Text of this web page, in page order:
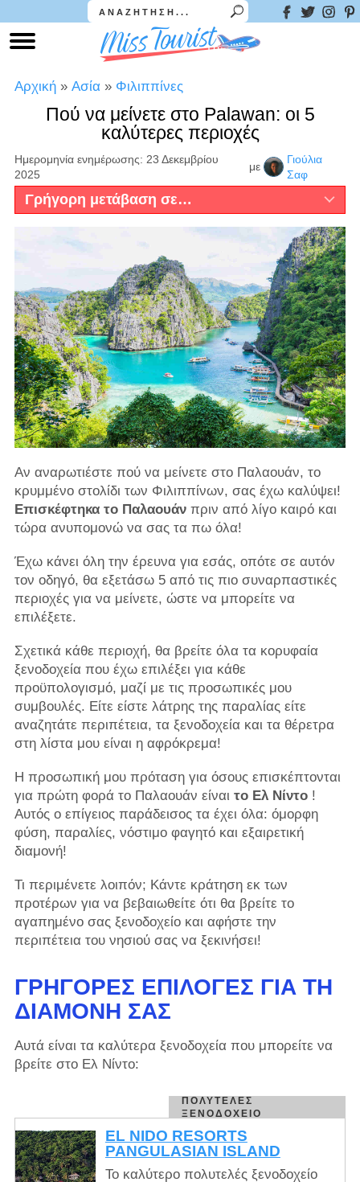
Αρχική » Ασία » Φιλιππίνες
Πού να μείνετε στο Palawan: οι 5
καλύτερες περιοχές
Ημερομηνία ενημέρωσης: 23 Δεκεμβρίου
2025
με
Γιούλια
Σαφ
Γρήγορη μετάβαση σε…
Αν αναρωτιέστε πού να μείνετε στο Παλαουάν, το
κρυμμένο στολίδι των Φιλιππίνων, σας έχω καλύψει!
Επισκέφτηκα το Παλαουάνπριν από λίγο καιρό και
τώρα ανυπομονώ να σας τα πω όλα!
Έχω κάνει όλη την έρευνα για εσάς, οπότε σε αυτόν
τον οδηγό, θα εξετάσω 5 από τις πιο συναρπαστικές
περιοχές για να μείνετε, ώστε να μπορείτε να
επιλέξετε.
Σχετικά κάθε περιοχή, θα βρείτε όλα τα κορυφαία
ξενοδοχεία που έχω επιλέξει για κάθε
προϋπολογισμό, μαζί με τις προσωπικές μου
συμβουλές. Είτε είστε λάτρης της παραλίας είτε
αναζητάτε περιπέτεια, τα ξενοδοχεία και τα θέρετρα
στη λίστα μου είναι η αφρόκρεμα!
Η προσωπική μου πρόταση για όσους επισκέπτονται
για πρώτη φορά το Παλαουάν είναι το Ελ Νίντο!
Αυτός ο επίγειος παράδεισος τα έχει όλα: όμορφη
φύση, παραλίες, νόστιμο φαγητό και εξαιρετική
διαμονή!
Τι περιμένετε λοιπόν; Κάντε κράτηση εκ των
προτέρων για να βεβαιωθείτε ότι θα βρείτε το
αγαπημένο σας ξενοδοχείο και αφήστε την
περιπέτεια του νησιού σας να ξεκινήσει!
ΓΡΉΓΟΡΕΣ ΕΠΙΛΟΓΈΣ ΓΙΑ ΤΗ
ΔΙΑΜΟΝΉ ΣΑΣ
Αυτά είναι τα καλύτερα ξενοδοχεία που μπορείτε να
βρείτε στο Ελ Νίντο:
ΠΟΛΥΤΕΛΈΣ
ΞΕΝΟΔΟΧΕΊΟ
EL NIDO RESORTS
PANGULASIAN ISLAND
Το καλύτερο πολυτελές ξενοδοχείο